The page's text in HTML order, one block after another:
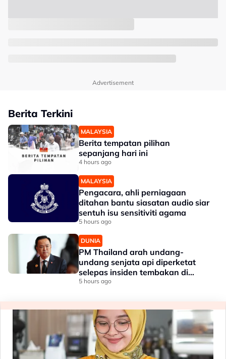
Advertisement
Berita Terkini
MALAYSIA
Berita tempatan pilihan
sepanjang hari ini
4 hours ago
MALAYSIA
Pengacara, ahli perniagaan
ditahan bantu siasatan audio siar
sentuh isu sensitiviti agama
5 hours ago
DUNIA
PM Thailand arah undang-
undang senjata api diperketat
selepas insiden tembakan di
sekolah
5 hours ago